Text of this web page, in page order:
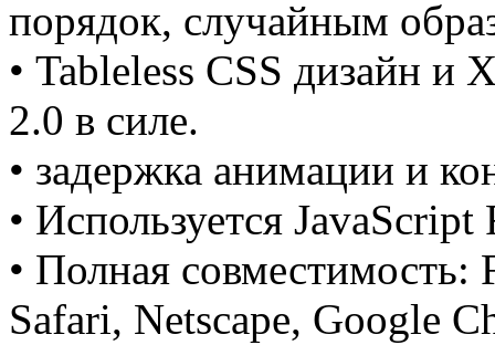
порядок, случайным
• Tableless CSS дизайн и
2.0 в силе.
• задержка анимации и
• Используется JavaScript
• Полная совместимость:
Safari, Netscape, Google